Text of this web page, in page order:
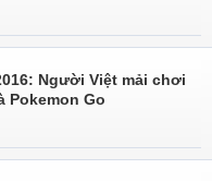
Người Việt mải chơi
Pokemon Go